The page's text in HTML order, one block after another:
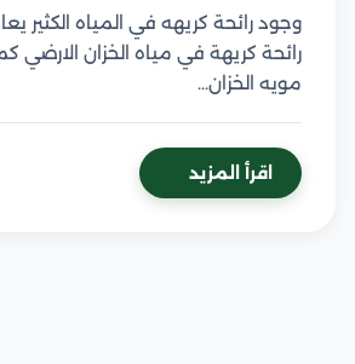
وجود رائحة كريهه في المياه الكثير
رائحة كريهة في مياه الخزان الارضي
مويه الخزان…
اقرأ المزيد